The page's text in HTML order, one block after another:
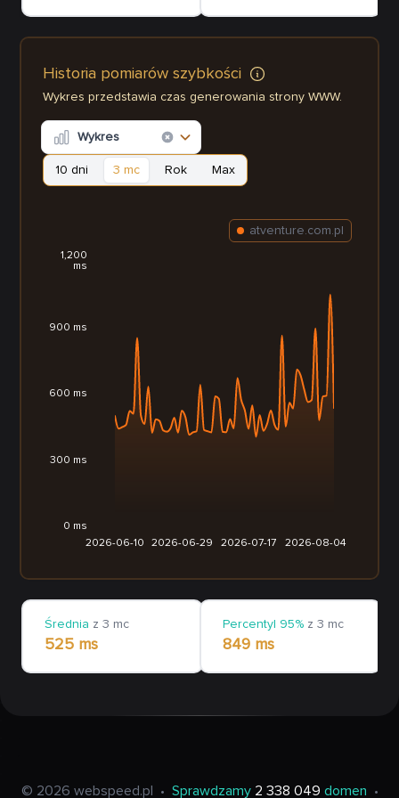
Historia pomiarów szybkości
Wykres przedstawia czas generowania strony WWW.
Wykres
10 dni 3 mc Rok Max
2026-06-10 2026-06-29 2026-07-17 2026-08-04
0 ms
300 ms
600 ms
900 ms
1,200
ms
atventure.com.pl
Średnia z 3 mc
525 ms
Percentyl 95% z 3 mc
849 ms
© 2026 webspeed.pl • Sprawdzamy 2 338 049 domen •